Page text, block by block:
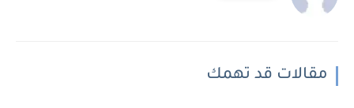
مقالات قد تهمك